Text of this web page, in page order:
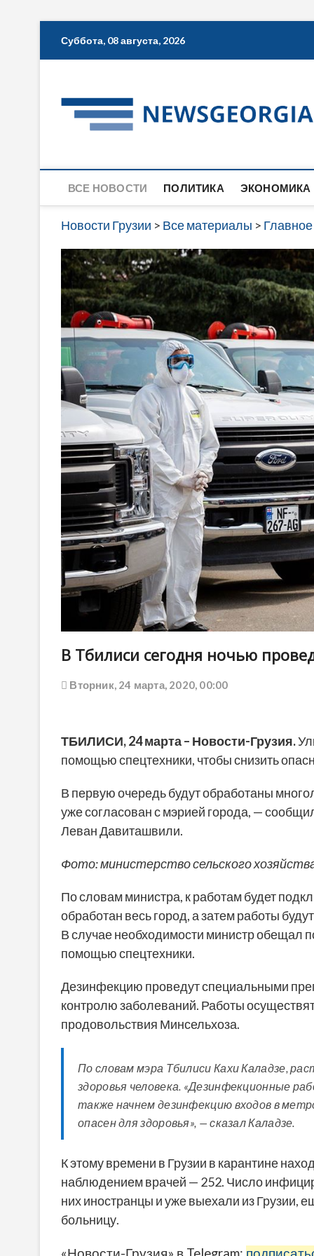
Суббота, 08 августа, 2026
ВСЕ НОВОСТИ ПОЛИТИКА ЭКОНОМИКА
Новости Грузии > Все материалы > Главное
В Тбилиси сегодня ночью
Вторник, 24 марта, 2020, 00:00
ТБИЛИСИ,24марта – Новости-Грузия.
помощью спецтехники, чтобы снизить
В первую очередь будут обработаны
уже согласован с мэрией города, —
Леван Давиташвили.
Фото: министерство сельского
По словам министра, к работам будет
обработан весь город, а затем работы
В случае необходимости министр обещал
помощью спецтехники.
Дезинфекцию проведут специальными
контролю заболеваний. Работы
продовольствия Минсельхоза.
По словам мэра Тбилиси Кахи Каладзе,
здоровья человека. «Дезинфекционные
также начнем дезинфекцию входов в
опасен для здоровья», — сказал Каладзе.
К этому времени в Грузии в карантине
наблюдением врачей — 252. Число
них иностранцы и уже выехали из Грузии,
больницу.